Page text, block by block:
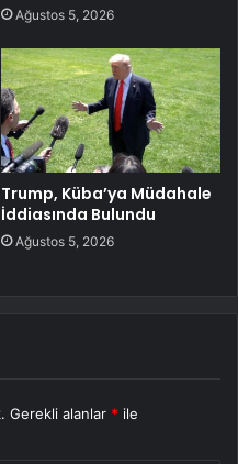
Ağustos 5, 2026
Trump, Küba’ya Müdahale
İddiasında Bulundu
Ağustos 5, 2026
Gerekli alanlar * ile